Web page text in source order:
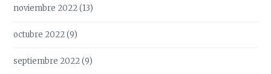
noviembre 2022(13)
octubre 2022(9)
septiembre 2022(9)